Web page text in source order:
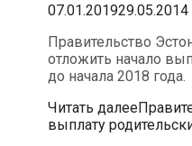
07.01.201929.05.2014
Правительство
отложить начало
до начала 2018 года.
Читать далее
выплату